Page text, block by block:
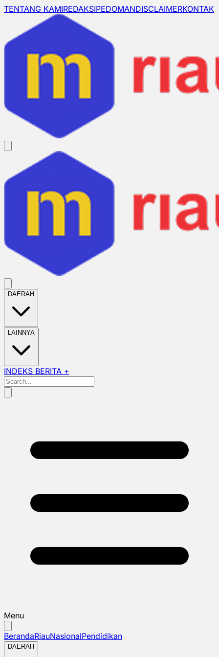
TENTANG KAMIREDAKSIPEDOMANDISCLAIMERKONTAK
DAERAH
LAINNYA
INDEKS BERITA +
Menu
BerandaRiauNasionalPendidikan
DAERAH